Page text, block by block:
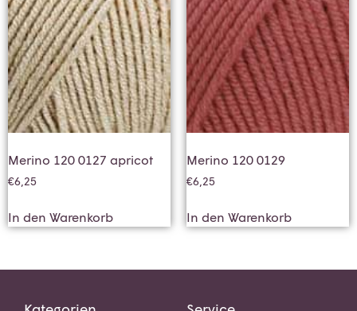
Merino 120 0127 apricot
€6,25
In den Warenkorb
Merino 120 0129
€6,25
In den Warenkorb